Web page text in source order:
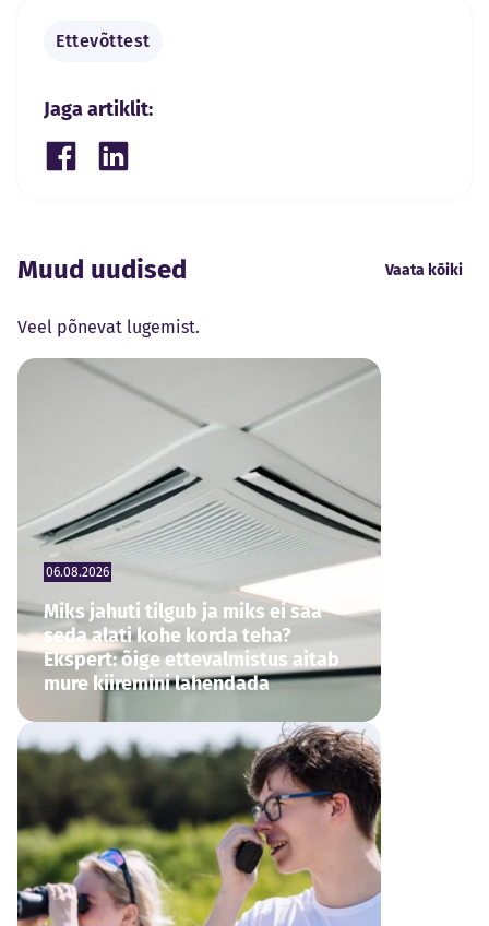
Ettevõttest
Jaga artiklit:
Share on Facebook
Share on LinkedIn
Muud uudised Vaata kõiki
Veel põnevat lugemist.
06.08.2026
Miks jahuti tilgub ja miks ei saa
seda alati kohe korda teha?
Ekspert: õige ettevalmistus aitab
mure kiiremini lahendada